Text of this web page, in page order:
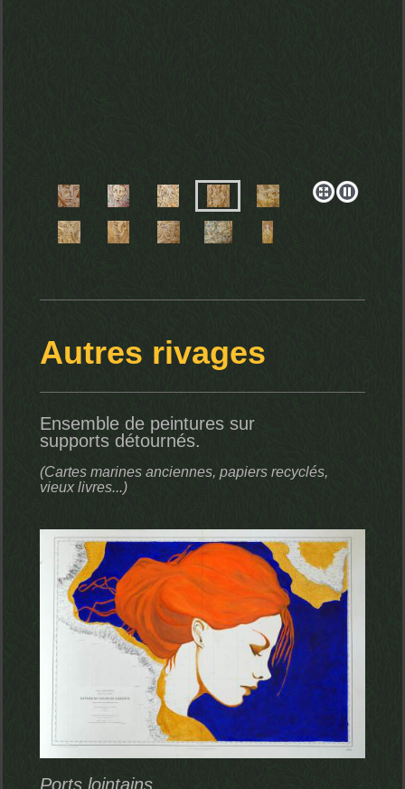
Autres rivages
Ensemble de peintures sur
supports détournés.
(Cartes marines anciennes, papiers recyclés,
vieux livres...)
Ports lointains ...